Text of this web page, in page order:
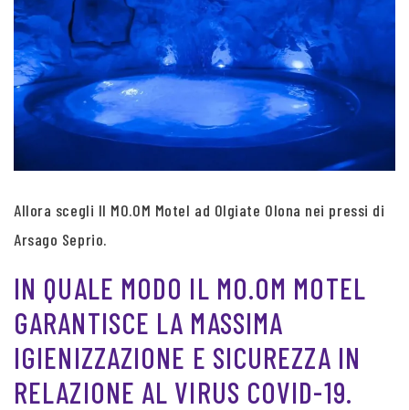
Allora scegli Il MO.OM Motel ad Olgiate Olona nei pressi di
Arsago Seprio.
IN QUALE MODO IL MO.OM MOTEL
GARANTISCE LA MASSIMA
IGIENIZZAZIONE E SICUREZZA IN
RELAZIONE AL VIRUS COVID-19.